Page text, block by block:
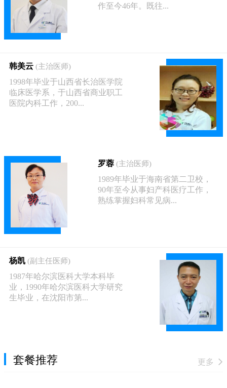
作至今46年。既往...
韩美云 (主治医师)
1998年毕业于山西省长治医学院
临床医学系，于山西省商业职工
医院内科工作，200...
罗蓉 (主治医师)
1989年毕业于海南省第二卫校，
90年至今从事妇产科医疗工作，
熟练掌握妇科常见病...
杨凯 (副主任医师)
1987年哈尔滨医科大学本科毕
业，1990年哈尔滨医科大学研究
生毕业，在沈阳市第...
套餐推荐 更多